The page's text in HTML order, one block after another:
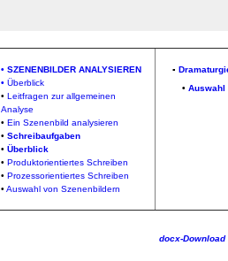
• SZENENBILDER ANALYSIEREN
• Überblick
• Leitfragen zur allgemeinen
Analyse
• Ein Szenenbild analysieren
• Schreibaufgaben
• Überblick
• Produktorientiertes Schreiben
• Prozessorientiertes Schreiben
• Auswahl von Szenenbildern
▪
• Auswahl
docx-